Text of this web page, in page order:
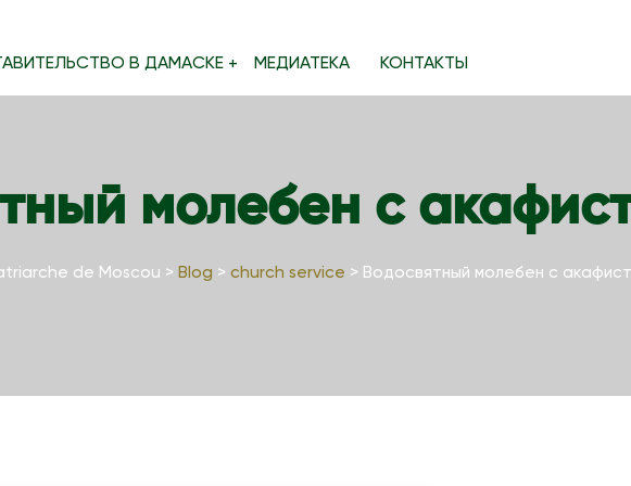
В ДАМАСКЕ МЕДИАТЕКА КОНТАКТЫ
молебен с
de Moscou > Blog > church service > Водосвятный молебен с